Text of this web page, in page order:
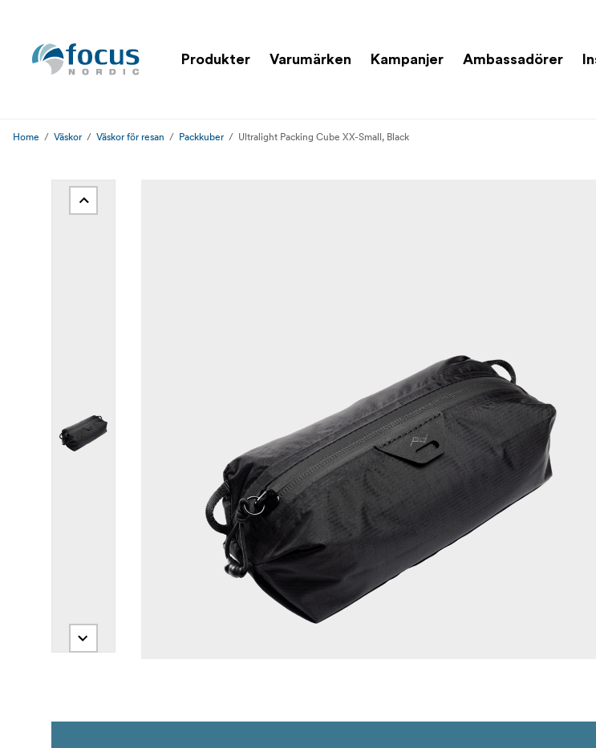
Produkter Varumärken Kampanjer Ambassadörer
Home Väskor Väskor för resan Packkuber Ultralight Packing Cube XX-Small, Black